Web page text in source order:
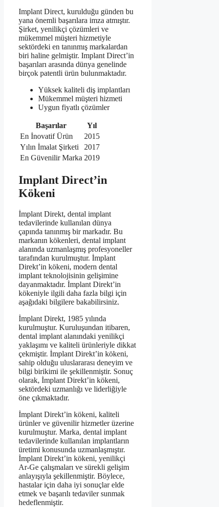
Implant Direct, kurulduğu günden bu
yana önemli başarılara imza atmıştır.
Şirket, yenilikçi çözümleri ve
mükemmel müşteri hizmetiyle
sektördeki en tanınmış markalardan
biri haline gelmiştir. Implant Direct’in
başarıları arasında dünya genelinde
birçok patentli ürün bulunmaktadır.
Yüksek kaliteli diş implantları
Mükemmel müşteri hizmeti
Uygun fiyatlı çözümler
Başarılar
Yıl
En İnovatif Ürün
2015
Yılın İmalat Şirketi
2017
En Güvenilir Marka 2019
Implant Direct’in
Kökeni
İmplant Direkt, dental implant
tedavilerinde kullanılan dünya
çapında tanınmış bir markadır. Bu
markanın kökenleri, dental implant
alanında uzmanlaşmış profesyoneller
tarafından kurulmuştur. İmplant
Direkt’in kökeni, modern dental
implant teknolojisinin gelişimine
dayanmaktadır. İmplant Direkt’in
kökeniyle ilgili daha fazla bilgi için
aşağıdaki bilgilere bakabilirsiniz.
İmplant Direkt, 1985 yılında
kurulmuştur. Kuruluşundan itibaren,
dental implant alanındaki yenilikçi
yaklaşımı ve kaliteli ürünleriyle dikkat
çekmiştir. İmplant Direkt’in kökeni,
sahip olduğu uluslararası deneyim ve
bilgi birikimi ile şekillenmiştir. Sonuç
olarak, İmplant Direkt’in kökeni,
sektördeki uzmanlığı ve liderliğiyle
öne çıkmaktadır.
İmplant Direkt’in kökeni, kaliteli
ürünler ve güvenilir hizmetler üzerine
kurulmuştur. Marka, dental implant
tedavilerinde kullanılan implantların
üretimi konusunda uzmanlaşmıştır.
İmplant Direkt’in kökeni, yenilikçi
Ar-Ge çalışmaları ve sürekli gelişim
anlayışıyla şekillenmiştir. Böylece,
hastalar için daha iyi sonuçlar elde
etmek ve başarılı tedaviler sunmak
hedeflenmiştir.